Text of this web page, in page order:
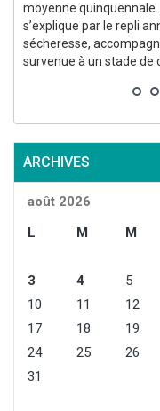
moyenne
s’explique par le repli
sécheresse,
survenue à un stade de
ARCHIVES
août 2026
L
M M
3
4 5
10
11 12
17
18 19
24
25 26
31